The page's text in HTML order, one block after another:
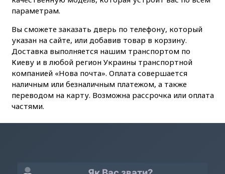
параметрам.
Вы сможете заказать дверь по телефону, который
указан на сайте, или добавив товар в корзину.
Доставка выполняется нашим транспортом по
Киеву и в любой регион Украины транспортной
компанией «Нова почта». Оплата совершается
наличным или безналичным платежом, а также
переводом на карту. Возможна рассрочка или оплата
частями.